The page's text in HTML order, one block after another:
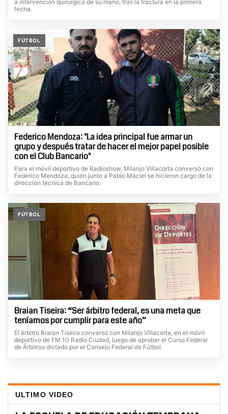
a intervención quirúrgica de su mano, tras la fractura en la primera
fecha.
FÚTBOL
Federico Mendoza: "La idea principal fue armar un
grupo y después tratar de hacer el mejor papel posible
con el Club Bancario"
Para el móvil deportivo de Radioshow, Milanjo Villacorta conversó con
Federico Mendoza, quien junto a Pablo Maciel se hicieron cargo de la
dirección técnica de Bancario.
FÚTBOL
Braian Tiseira: “Ser árbitro federal, es una meta que
teníamos por cumplir para este año”
El árbitro Braian Tiseira conversó con Milanjo Villacorta, en el móvil
deportivo de FM 10 Radio Ciudad, luego de aprobar el Curso Federal
de Árbitros dictado por el Consejo Federal de Fútbol.
ULTIMO VIDEO